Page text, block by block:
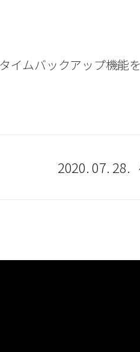
ムバックアップ機能
2020. 07. 28.